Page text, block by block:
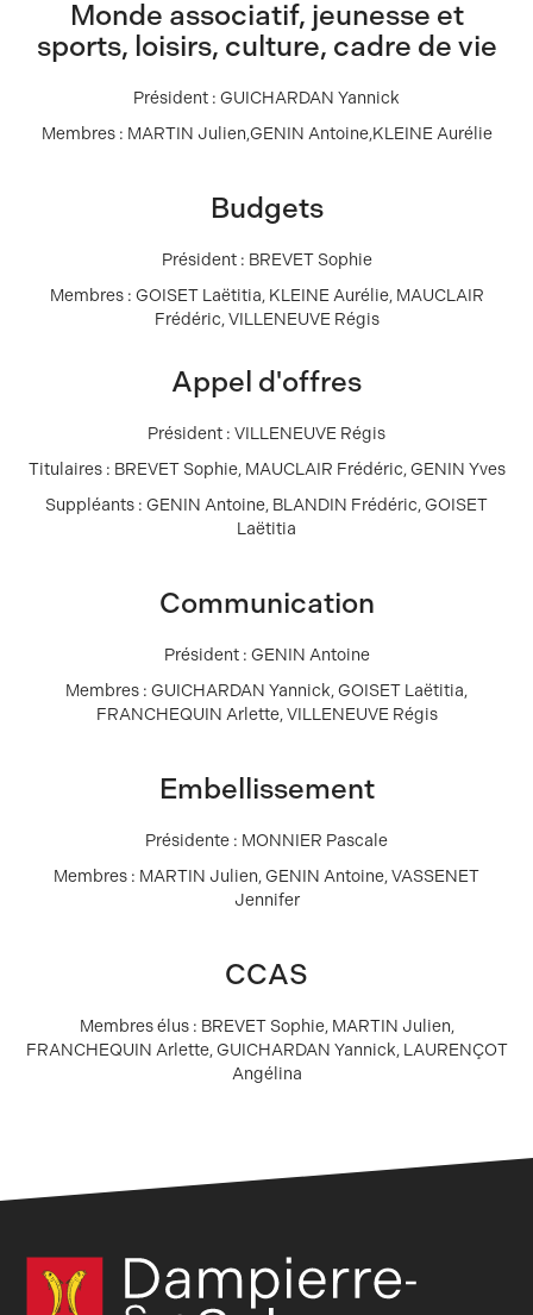
Monde associatif, jeunesse et
sports, loisirs, culture, cadre de vie
Président : GUICHARDAN Yannick
Membres : MARTIN Julien,GENIN Antoine,KLEINE Aurélie
Budgets
Président : BREVET Sophie
Membres : GOISET Laëtitia, KLEINE Aurélie, MAUCLAIR
Frédéric, VILLENEUVE Régis
Appel d'offres
Président : VILLENEUVE Régis
Titulaires : BREVET Sophie, MAUCLAIR Frédéric, GENIN Yves
Suppléants : GENIN Antoine, BLANDIN Frédéric, GOISET
Laëtitia
Communication
Président : GENIN Antoine
Membres : GUICHARDAN Yannick, GOISET Laëtitia,
FRANCHEQUIN Arlette, VILLENEUVE Régis
Embellissement
Présidente : MONNIER Pascale
Membres : MARTIN Julien, GENIN Antoine, VASSENET
Jennifer
CCAS
Membres élus : BREVET Sophie, MARTIN Julien,
FRANCHEQUIN Arlette, GUICHARDAN Yannick, LAURENÇOT
Angélina